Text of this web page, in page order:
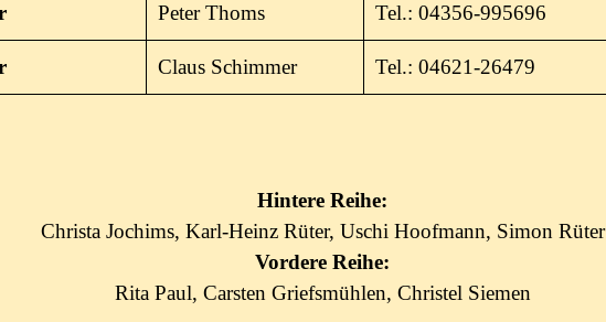
Peter Thoms Tel.: 04356-995696
Claus Schimmer Tel.: 04621-26479
Hintere Reihe:
Christa Jochims, Karl-Heinz Rüter, Uschi Hoofmann, Simon Rüter
Vordere Reihe:
Rita Paul, Carsten Griefsmühlen, Christel Siemen